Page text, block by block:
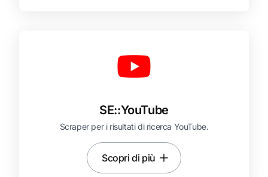
SE::YouTube
Scraper per i risultati di ricerca YouTube.
Scopri di più